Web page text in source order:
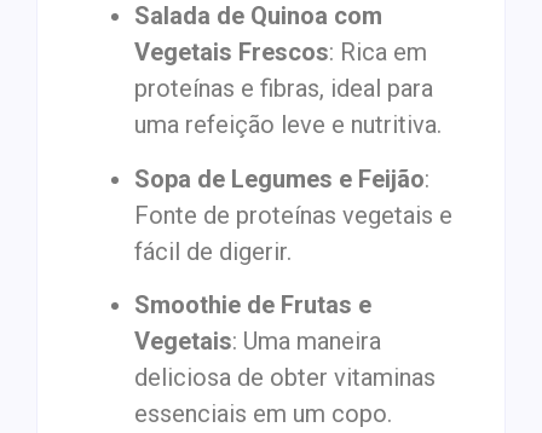
Salada de Quinoa com
Vegetais Frescos: Rica em
proteínas e fibras, ideal para
uma refeição leve e nutritiva.
Sopa de Legumes e Feijão:
Fonte de proteínas vegetais e
fácil de digerir.
Smoothie de Frutas e
Vegetais: Uma maneira
deliciosa de obter vitaminas
essenciais em um copo.